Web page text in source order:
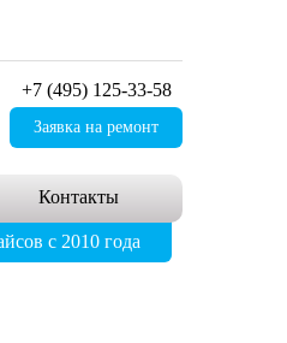
+7 (495) 125-33-58
Заявка на ремонт
Контакты
с 2010 года